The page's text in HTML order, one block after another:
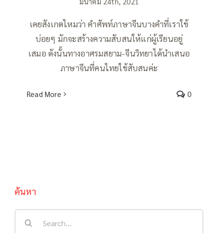
เคยสังเกตไหมว่า คำศัพท์ภาษาจีนบางคำที่เราใช้
บ่อยๆ มักจะสร้างความสับสนให้แก่ผู้เรียนอยู่
เสมอ ดังนั้นทางอาศรมสยาม-จีนวิทยาได้นำเสนอ
ภาษาจีนที่คนไทยใช้สับสนค่ะ
Read More 0
ค้นหา